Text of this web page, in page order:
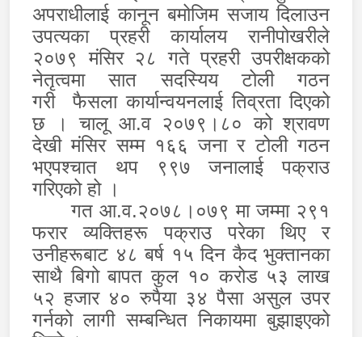
अपराधीलाई कानून बमोजिम सजाय दिलाउन
उपत्यका प्रहरी कार्यालय रानीपोखरीले
२०७९ मंसिर २८ गतेप्रहरी उपरीक्षकको
नेतृत्वमासात सदस्यिय टोली गठन
गरी फैसला कार्यान्वयनलाई तिव्रता दिएको
छ । चालू आ.व २०७९।८० को श्रावण
देखी मंसिर सम्म १६६ जना र टोली गठन
भएपश्चात थप ९९७ जनालाई पक्राउ
गरिएको हो ।
गत आ.व.२०७८।०७९ मा जम्मा २९१
फरार व्यक्तिहरू पक्राउ परेका थिए र
उनीहरूबाट ४८ बर्ष १५ दिन कैद भुक्तानका
साथै बिगो बापत कुल १० करोड ५३ लाख
५२ हजार ४० रुपैया ३४ पैसा असुल उपर
गर्नको लागी सम्बन्धित निकायमा बुझाइएको